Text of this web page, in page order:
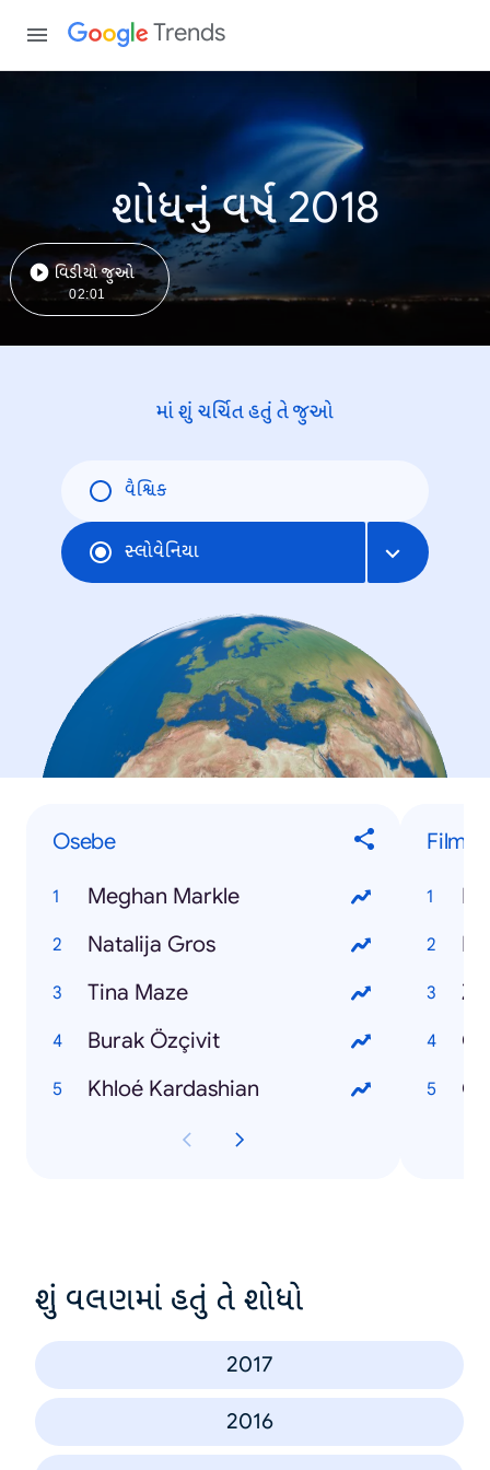
Trends
શોધનું વર્ષ 2018
વિડીયો જુઓ
02:01
માં શું ચર્ચિત હતું તે જુઓ
વૈશ્વિક
સ્લોવેનિયા
Osebe
Meghan Markle
Natalija Gros
Tina Maze
Burak Özçivit
Khloé Kardashian
Filmi
શું વલણમાં હતું તે શોધો
2017
2016